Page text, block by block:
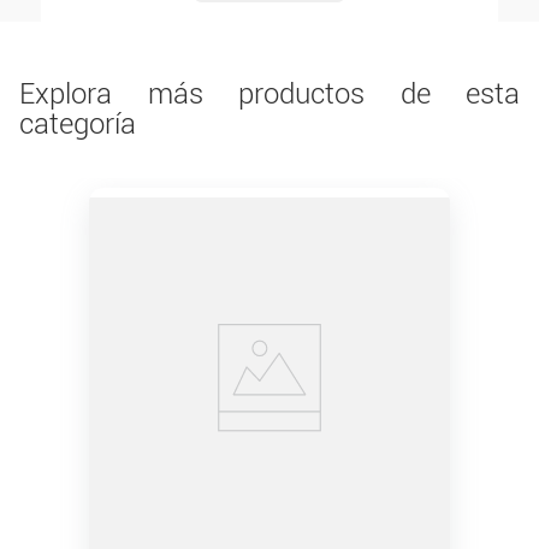
Explora más productos de esta
categoría